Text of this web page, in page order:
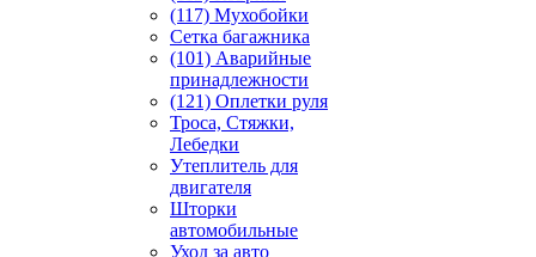
(117) Мухобойки
Сетка багажника
(101) Аварийные
принадлежности
(121) Оплетки руля
Троса, Стяжки,
Лебедки
Утеплитель для
двигателя
Шторки
автомобильные
Уход за авто